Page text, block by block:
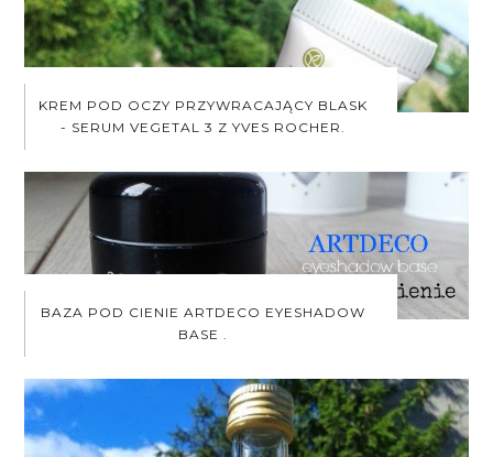
KREM POD OCZY PRZYWRACAJĄCY BLASK
- SERUM VEGETAL 3 Z YVES ROCHER.
BAZA POD CIENIE ARTDECO EYESHADOW
BASE .